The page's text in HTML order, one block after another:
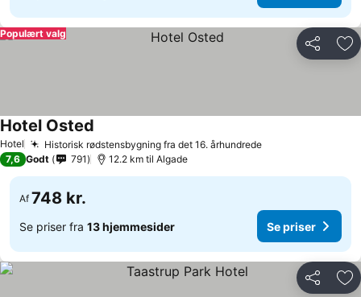
Del
Populært valg
Hotel Historisk rødstensbygning fra det 16. århundrede
Hotel Osted
7,6 Godt 791 12.2 km til Algade
Af 748 kr.
Se priser fra 13 hjemmesider Se priser
Del